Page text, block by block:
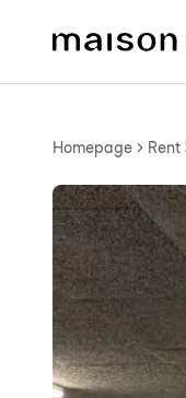
Homepage Rent